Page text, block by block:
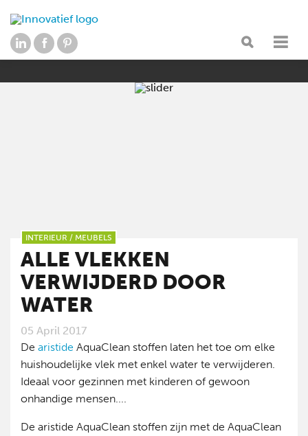
INTERIEUR / MEUBELS
ALLE VLEKKEN
VERWIJDERD DOOR
WATER
05 April 2017
De aristide AquaClean stoffen laten het toe om elke
huishoudelijke vlek met enkel water te verwijderen.
Ideaal voor gezinnen met kinderen of gewoon
onhandige mensen....
De aristide AquaClean stoffen zijn met de AquaClean